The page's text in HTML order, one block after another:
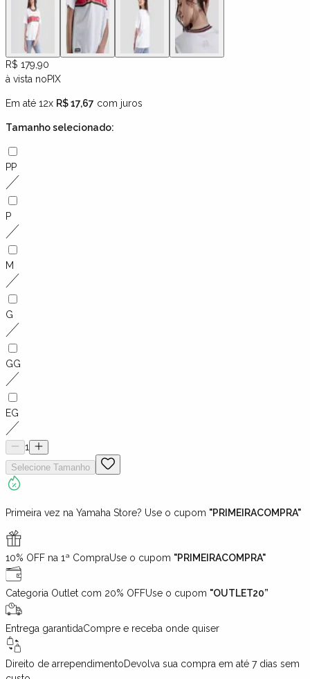
R$ 179,90
à vista noPIX
Em até 12x R$ 17,67 com juros
Tamanhoselecionado:
PP
P
M
G
GG
EG
1
Selecione Tamanho
Primeira vez na Yamaha Store? Use o cupom "PRIMEIRACOMPRA"
10% OFF na 1ª CompraUse o cupom "PRIMEIRACOMPRA"
Categoria Outlet com 20% OFFUse o cupom "OUTLET20”
Entrega garantidaCompre e receba onde quiser
Direito de arrependimentoDevolva sua compra em até 7 dias sem